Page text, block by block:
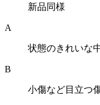
新品同様
A
状態のきれいな
B
小傷など目立つ